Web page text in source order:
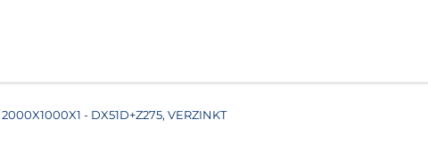
- DX51D+Z275, VERZINKT